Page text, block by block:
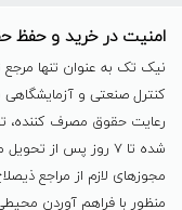
امنیت در خرید و حفظ
نیک تک به عنوان تنها
کنترل صنعتی و
رعایت حقوق مصرف کننده،
شده تا ٧ روز پس از
مجوزهای لازم از مراجع
منظور با فراهم آوردن